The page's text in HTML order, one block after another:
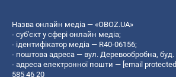
Назва онлайн медіа — «OBOZ.UA»
- суб'єкт у сфері онлайн медіа;
- ідентифікатор медіа — R40-06156;
- поштова адреса — вул. Деревообробна, буд.
- адреса електронної пошти — [email
585 46 20